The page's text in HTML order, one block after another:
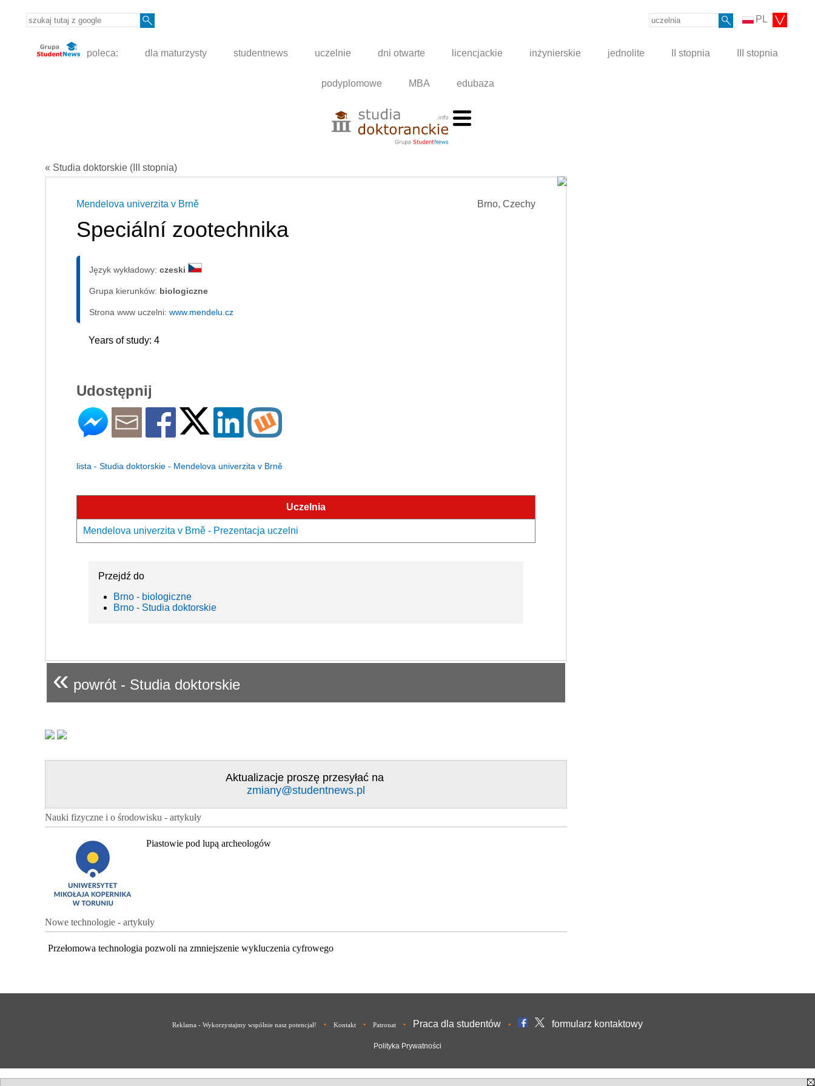
PL
poleca: dla maturzysty studentnews uczelnie dni otwarte licencjackie inżynierskie jednolite II stopnia III stopnia
podyplomowe MBA edubaza
« Studia doktorskie (III stopnia)
Brno, Czechy
Mendelova univerzita v Brně
Speciální zootechnika
Język wykładowy: czeski
Grupa kierunków: biologiczne
Strona www uczelni: www.mendelu.cz
Years of study: 4
Udostępnij
lista - Studia doktorskie - Mendelova univerzita v Brně
Uczelnia
Mendelova univerzita v Brně - Prezentacja uczelni
Przejdź do
Brno - biologiczne
Brno - Studia doktorskie
« powrót - Studia doktorskie
Aktualizacje proszę przesyłać na
zmiany@studentnews.pl
Nauki fizyczne i o środowisku - artykuły
Piastowie pod lupą archeologów
Nowe technologie - artykuły
Przełomowa technologia pozwoli na zmniejszenie wykluczenia cyfrowego
Reklama - Wykorzystajmy wspólnie nasz potencjał! • Kontakt • Patronat • Praca dla studentów • formularz kontaktowy
Polityka Prywatności